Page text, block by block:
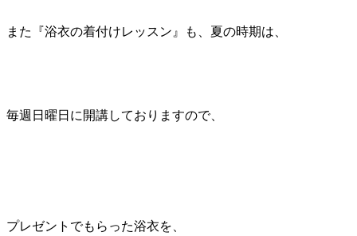
また『浴衣の着付けレッスン』も、夏の時期は、
毎週日曜日に開講しておりますので、
プレゼントでもらった浴衣を、